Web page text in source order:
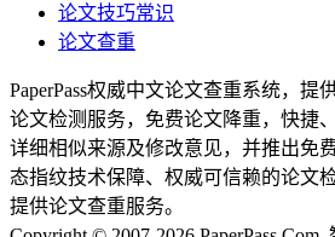
论文技巧常识
论文查重
PaperPass权威中文论文查重系统，提
论文检测服务，免费论文降重，快捷
详细相似来源及修改意见，并推出免
态指纹技术保障、权威可信赖的论文
提供论文查重服务。